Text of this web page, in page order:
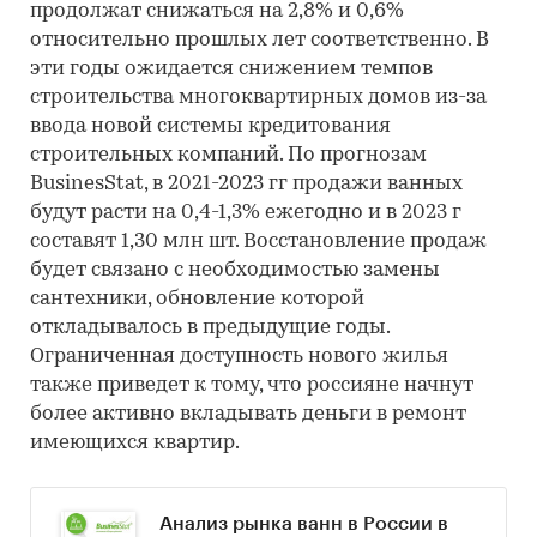
продолжат снижаться на 2,8% и 0,6%
относительно прошлых лет соответственно. В
эти годы ожидается снижением темпов
строительства многоквартирных домов из-за
ввода новой системы кредитования
строительных компаний. По прогнозам
BusinesStat, в 2021-2023 гг продажи ванных
будут расти на 0,4-1,3% ежегодно и в 2023 г
составят 1,30 млн шт. Восстановление продаж
будет связано с необходимостью замены
сантехники, обновление которой
откладывалось в предыдущие годы.
Ограниченная доступность нового жилья
также приведет к тому, что россияне начнут
более активно вкладывать деньги в ремонт
имеющихся квартир.
Анализ рынка ванн в России в